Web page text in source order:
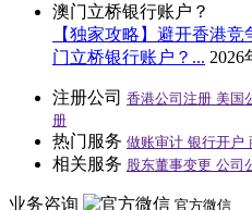
【独家攻略】避开香港
门立桥银行账户？... 2026
注册公司 香港公司注册 美国
册
热门服务 做账审计 银行开户
相关服务 股东董事变更 公司
业务咨询 官方微信